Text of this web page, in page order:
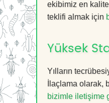
ekibimiz en
teklifi almak için
Yüksek
Yılların
İlaçlama olarak,
bizimle iletişime